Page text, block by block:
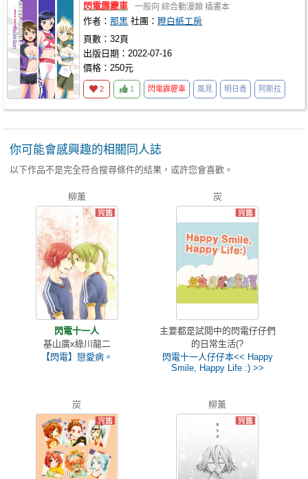
閃電霹靂車 一般向 綜合動漫類 插畫本
作者：那黑 社團： 瞪白紙工房
頁數：32頁
出版日期：2022-07-16
價格：250元
2 1 閃電霹靂車 風見 明日香 阿斯拉
你可能會感興趣的相關同人誌
以下作品不是完全符合搜尋條件的結果，或許您會喜歡。
柳薰
閃電十一人
基山廣x綠川龍二
【閃電】戀愛病。
炭
主要都是試閱中的閃電仔仔們
的日常生活(?
閃電十一人仔仔本<< Happy
Smile, Happy Life :) >>
炭 柳薰